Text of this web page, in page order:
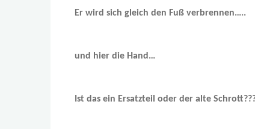
Er wird sich gleich den Fuß verbrennen…..
und hier die Hand…
Ist das ein Ersatzteil oder der alte